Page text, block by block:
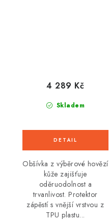
Skladem
4 289 Kč
Obšívka z výběrové hovězí
kůže zajišťuje
oděruodolnost a
trvanlivost. Protektor
zápěstí s vnější vrstvou z
TPU plastu...